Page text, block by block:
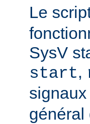
Le
SysV
start,